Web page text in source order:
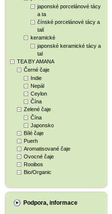
japonské porcelánové tácy
a ta
čínské porcelánové tácy a
talí
keramické
japonské keramické tácy a
tal
TEA BY AMANA
Černé čaje
Indie
Nepál
Ceylon
Čína
Zelené čaje
Čína
Japonsko
Bílé čaje
Puerh
Aromatisované čaje
Ovocné čaje
Rooibos
Bio/Organic
Podpora, informace